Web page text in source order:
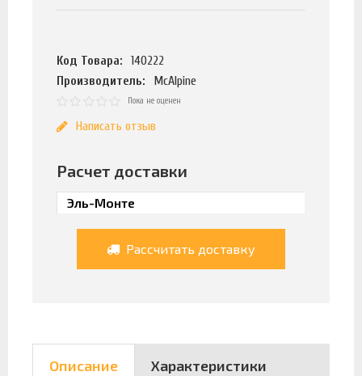
Код Товара:
140222
Производитель:
McAlpine
Пока не оценен
Написать отзыв
Расчет доставки
Рассчитать доставку
Описание Характеристики